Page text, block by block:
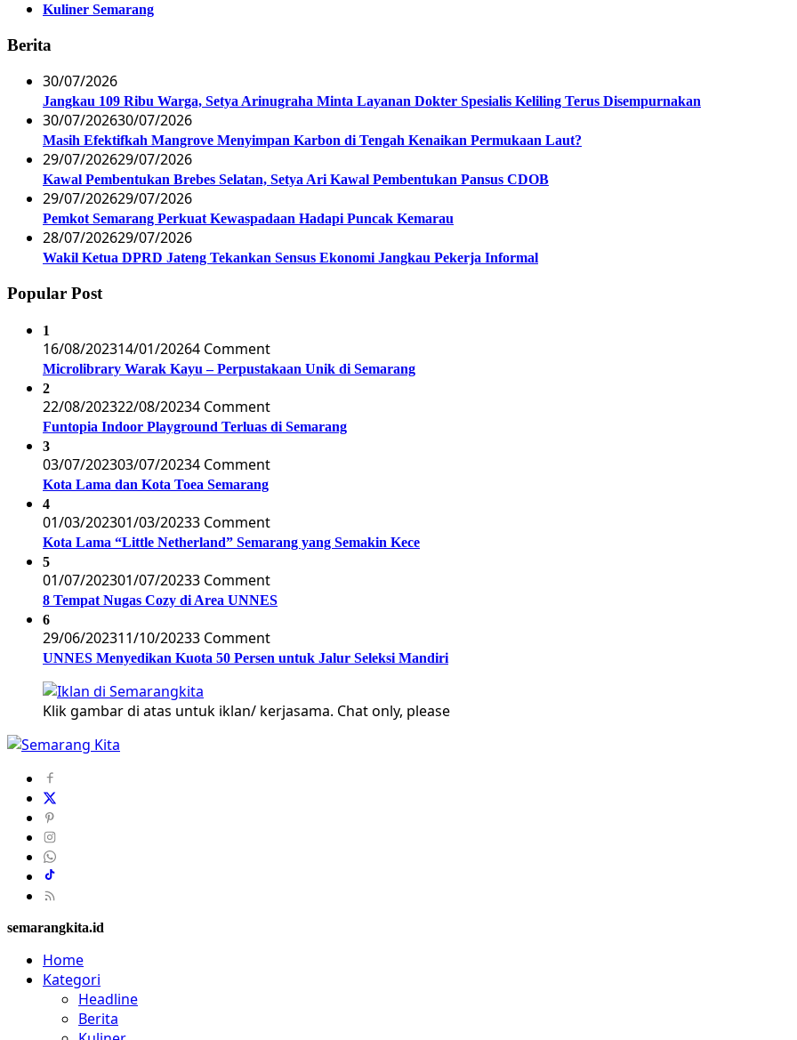
Kuliner Semarang
Berita
30/07/2026
Jangkau 109 Ribu Warga, Setya Arinugraha Minta Layanan Dokter Spesialis Keliling Terus Disempurnakan
30/07/202630/07/2026
Masih Efektifkah Mangrove Menyimpan Karbon di Tengah Kenaikan Permukaan Laut?
29/07/202629/07/2026
Kawal Pembentukan Brebes Selatan, Setya Ari Kawal Pembentukan Pansus CDOB
29/07/202629/07/2026
Pemkot Semarang Perkuat Kewaspadaan Hadapi Puncak Kemarau
28/07/202629/07/2026
Wakil Ketua DPRD Jateng Tekankan Sensus Ekonomi Jangkau Pekerja Informal
Popular Post
1
16/08/202314/01/20264 Comment
Microlibrary Warak Kayu – Perpustakaan Unik di Semarang
2
22/08/202322/08/20234 Comment
Funtopia Indoor Playground Terluas di Semarang
3
03/07/202303/07/20234 Comment
Kota Lama dan Kota Toea Semarang
4
01/03/202301/03/20233 Comment
Kota Lama “Little Netherland” Semarang yang Semakin Kece
5
01/07/202301/07/20233 Comment
8 Tempat Nugas Cozy di Area UNNES
6
29/06/202311/10/20233 Comment
UNNES Menyedikan Kuota 50 Persen untuk Jalur Seleksi Mandiri
Klik gambar di atas untuk iklan/ kerjasama. Chat only, please
semarangkita.id
Home
Kategori
Headline
Berita